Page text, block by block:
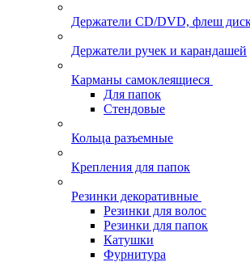
Держатели CD/DVD, флеш
Держатели ручек и карандашей
Карманы самоклеящиеся
Для папок
Стендовые
Кольца разъемные
Крепления для папок
Резинки декоративные
Резинки для волос
Резинки для папок
Катушки
Фурнитура